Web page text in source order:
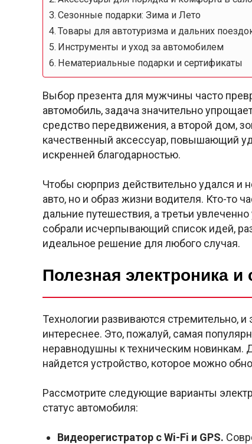
Сезонные подарки: Зима и Лето
Товары для автотуризма и дальних
Инструменты и уход за автомобилем
Нематериальные подарки и сертификаты
Выбор презента для мужчины часто
автомобиль, задача значительно
средство передвижения, а второй дом,
качественный аксессуар, повышающий
искренней благодарностью.
Чтобы сюрприз действительно удался и
авто, но и образ жизни водителя. Кто-то
дальние путешествия, а третьи
собрали исчерпывающий список идей,
идеальное решение для любого случая.
Полезная электроника
Технологии развиваются стремительно,
интереснее. Это, пожалуй, самая
неравнодушны к техническим новинкам.
найдется устройство, которое можно
Рассмотрите следующие варианты
статус автомобиля:
Видеорегистратор с Wi-Fi и GPS.